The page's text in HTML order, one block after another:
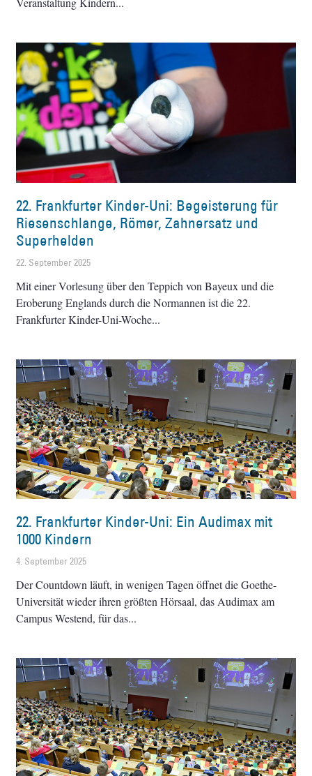
22. Frankfurter Kinder-Uni: Begeisterung für
Riesenschlange, Römer, Zahnersatz und
Superhelden
22. September 2025
Mit einer Vorlesung über den Teppich von Bayeux und die
Eroberung Englands durch die Normannen ist die 22.
Frankfurter Kinder-Uni-Woche
22. Frankfurter Kinder-Uni: Ein Audimax mit
1000 Kindern
4. September 2025
Der Countdown läuft, in wenigen Tagen öffnet die Goethe-
Universität wieder ihren größten Hörsaal, das Audimax am
Campus Westend, für das